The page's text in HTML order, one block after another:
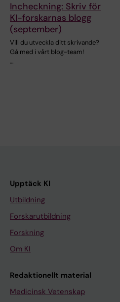
Incheckning: Skriv för
KI-forskarnas blogg
(september)
Vill du utveckla ditt skrivande?
Gå med i vårt blog-team!
…
Upptäck KI
Utbildning
Forskarutbildning
Forskning
Om KI
Redaktionellt material
Medicinsk Vetenskap